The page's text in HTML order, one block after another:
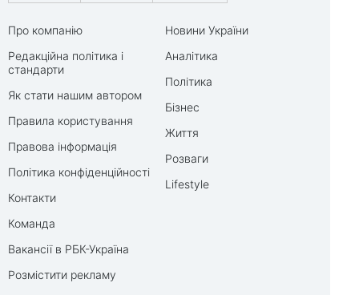
Про компанію
Редакційна політика і
стандарти
Як стати нашим автором
Правила користування
Правова інформація
Політика конфіденційності
Контакти
Команда
Вакансії в РБК-Україна
Розмістити рекламу
Новини України
Аналітика
Політика
Бізнес
Життя
Розваги
Lifestyle